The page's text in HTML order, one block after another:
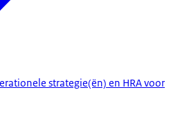
strategie(ën) en HRA voor